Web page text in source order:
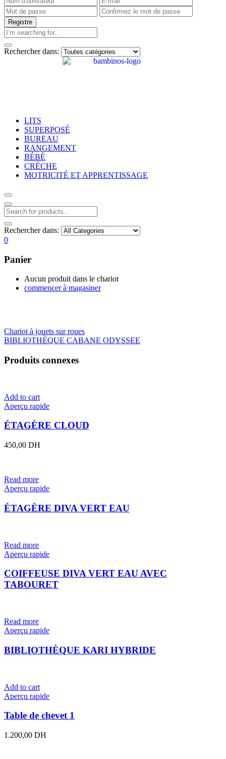
Rechercher dans:
LITS
SUPERPOSÉ
BUREAU
RANGEMENT
BÉBÉ
CRÈCHE
MOTRICITÉ ET APPRENTISSAGE
Rechercher dans:
0
Panier
Aucun produit dans le chariot
commencer à magasiner
Chariot à jouets sur roues
BIBLIOTHÈQUE CABANE ODYSSEE
Produits connexes
Add to cart
Aperçu rapide
ÉTAGÈRE CLOUD
450,00 DH
Read more
Aperçu rapide
ÉTAGÈRE DIVA VERT EAU
Read more
Aperçu rapide
COIFFEUSE DIVA VERT EAU AVEC
TABOURET
Read more
Aperçu rapide
BIBLIOTHÈQUE KARI HYBRIDE
Add to cart
Aperçu rapide
Table de chevet 1
1.200,00 DH